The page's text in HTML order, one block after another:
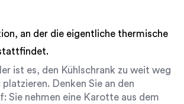
an der die eigentliche thermische
ist es, den Kühlschrank zu weit weg
platzieren. Denken Sie an den
Sie nehmen eine Karotte aus dem